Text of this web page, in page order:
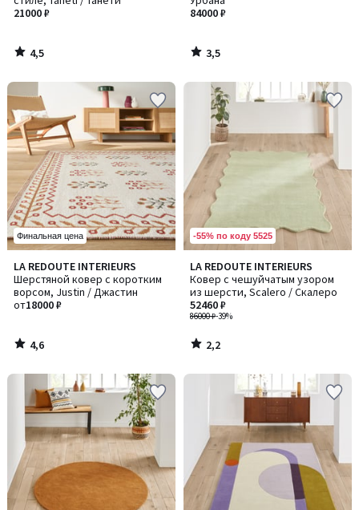
21000 ₽
4,5
/
84000 ₽
3,5
/
Финальная цена
LA REDOUTE INTERIEURS
Шерстяной ковер с коротким
ворсом, Justin / Джастин
от18000 ₽
4,6
/ 5
4,6
/
-55% по коду 5525
LA REDOUTE INTERIEURS
Ковер с чешуйчатым узором
из шерсти, Scalero / Скалеро
86000 ₽-39%
52460 ₽
2,2
/ 5
2,2
/